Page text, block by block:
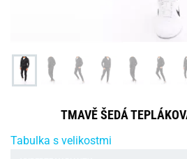
TMAVĚ ŠEDÁ
Tabulka s velikostmi